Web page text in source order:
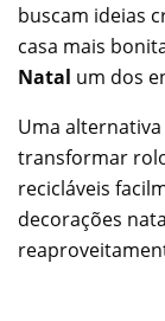
buscam ideias
casa mais
Natal um dos
Uma
transformar
recicláveis
decorações